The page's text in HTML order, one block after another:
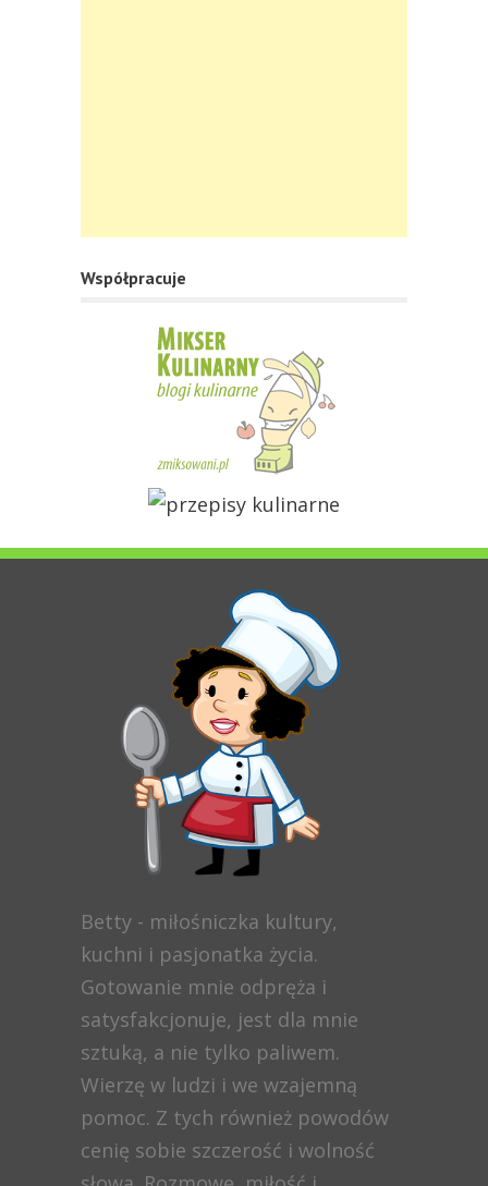
Współpracuje
Betty - miłośniczka kultury,
kuchni i pasjonatka życia.
Gotowanie mnie odpręża i
satysfakcjonuje, jest dla mnie
sztuką, a nie tylko paliwem.
Wierzę w ludzi i we wzajemną
pomoc. Z tych również powodów
cenię sobie szczerość i wolność